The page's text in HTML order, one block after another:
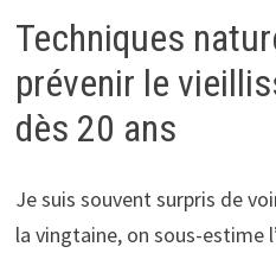
Techniques
prévenir le
dès 20 ans
Je suis souvent surpris de
la vingtaine, on sous-estime